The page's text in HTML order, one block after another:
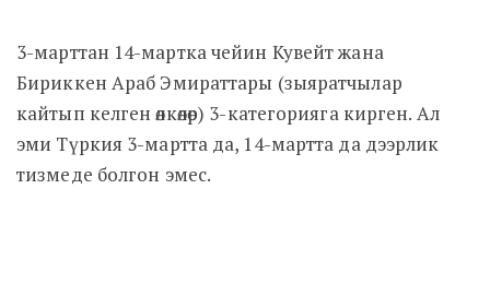
3-марттан 14-мартка чейин Кувейт жана
Бириккен Араб Эмираттары (зыяратчылар
кайтып келген өлкөлөр) 3-категорияга кирген. Ал
эми Түркия 3-мартта да, 14-мартта да дээрлик
тизмеде болгон эмес.